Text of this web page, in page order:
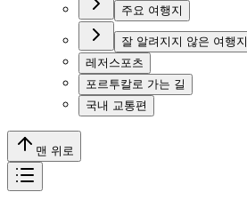
주요 여행지
잘 알려지지 않은 여행지
레저스포츠
포르투칼로 가는 길
국내 교통편
맨 위로